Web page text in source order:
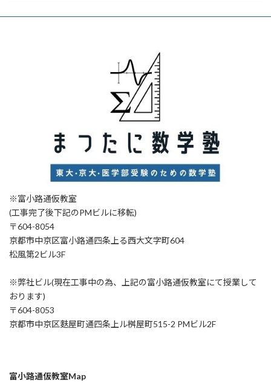
※富小路通仮教室
(工事完了後下記のPMビルに移転)
〒604-8054
京都市中京区富小路通四条上る西大文字町604
松風第2ビル3F
※弊社ビル(現在工事中の為、上記の富小路通仮教室にて授業して
おります)
〒604-8053
京都市中京区麩屋町通四条上ル桝屋町515-2 PMビル2F
富小路通仮教室Map